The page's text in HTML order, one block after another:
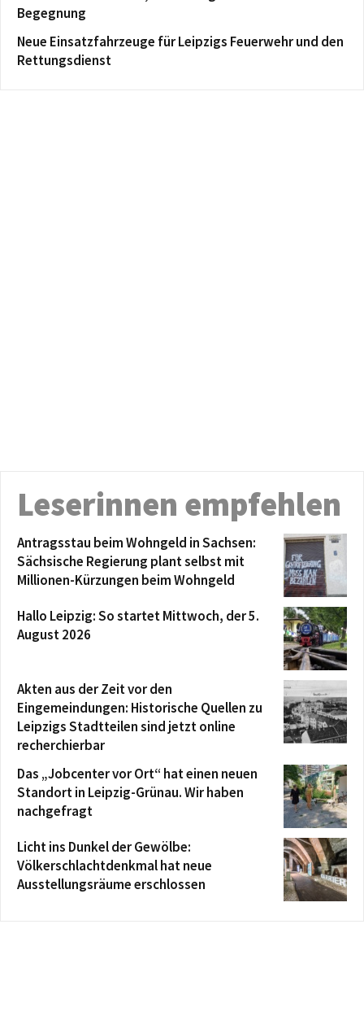
Begegnung
Neue Einsatzfahrzeuge für Leipzigs Feuerwehr und den
Rettungsdienst
Leserinnen empfehlen
Antragsstau beim Wohngeld in Sachsen:
Sächsische Regierung plant selbst mit
Millionen-Kürzungen beim Wohngeld
Hallo Leipzig: So startet Mittwoch, der 5.
August 2026
Akten aus der Zeit vor den
Eingemeindungen: Historische Quellen zu
Leipzigs Stadtteilen sind jetzt online
recherchierbar
Das „Jobcenter vor Ort“ hat einen neuen
Standort in Leipzig-Grünau. Wir haben
nachgefragt
Licht ins Dunkel der Gewölbe:
Völkerschlachtdenkmal hat neue
Ausstellungsräume erschlossen